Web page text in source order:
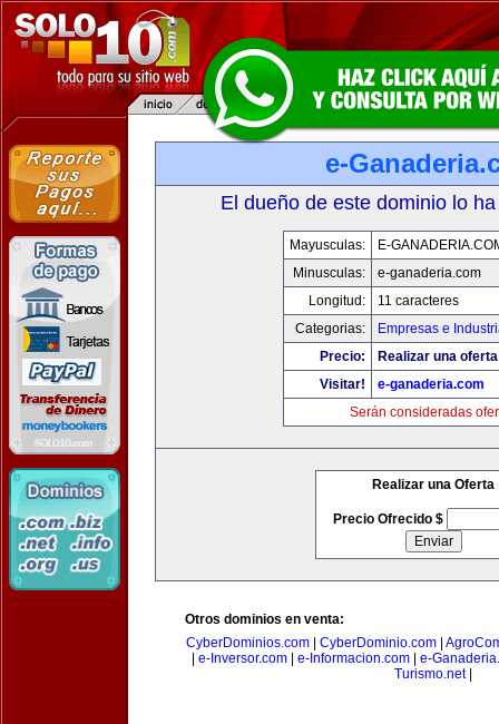
e-
El dueño de este dominio lo
Mayusculas:
E-
Minusculas:
e-ganaderia.com
Longitud:
11 caracteres
Categorias:
Empresas e
Precio:
Realizar una
Visitar!
e-ganaderia.com
Serán consideradas
Realizar una Oferta
Precio Ofrecido $
Otros dominios en venta:
CyberDominios.com| CyberDominio.com|
e-Inversor.com| e-Informacion.com| e-
Turismo.net|